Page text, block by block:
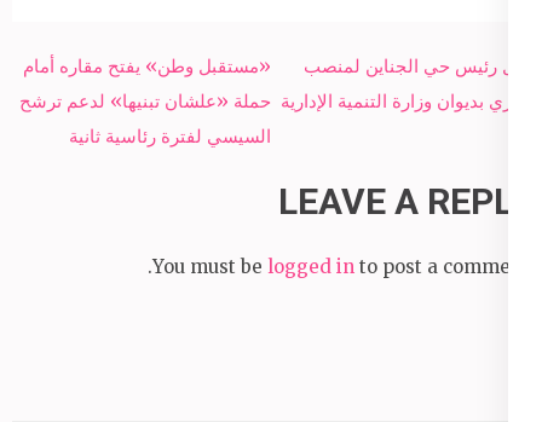
Post
navigation
«مستقبل وطن» يفتح مقاره أمام
حملة «علشان تبنيها» لدعم ترشح
السيسي لفترة رئاسية ثانية
نقل رئيس حي الجناين لمنصب
إداري بديوان وزارة التنمية الإدارية
LEAVE A REPLY
You must be logged in to post a comment.